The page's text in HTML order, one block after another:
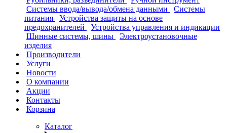
Системы ввода/вывода/обмена данными
Системы
питания
Устройства защиты на основе
предохранителей
Устройства управления и индикации
Шинные системы, шины
Электроустановочные
изделия
Производители
Услуги
Новости
О компании
Акции
Контакты
Корзина
Каталог